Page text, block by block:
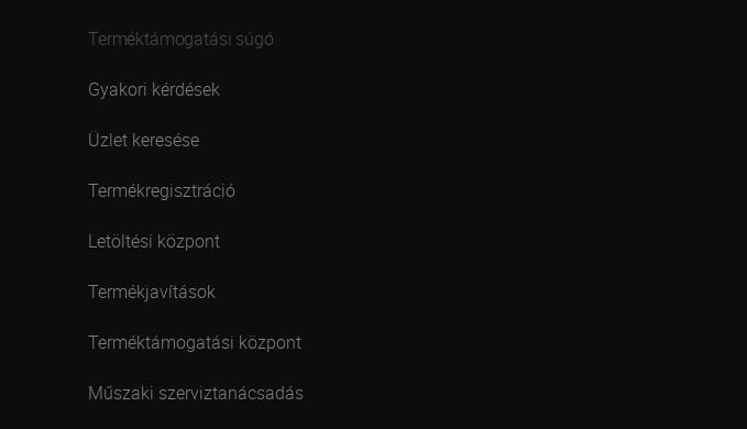
Terméktámogatási súgó
Gyakori kérdések
Üzlet keresése
Termékregisztráció
Letöltési központ
Termékjavítások
Terméktámogatási központ
Műszaki szerviztanácsadás